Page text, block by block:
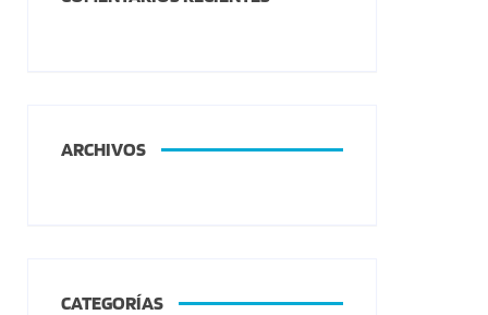
ARCHIVOS
CATEGORÍAS